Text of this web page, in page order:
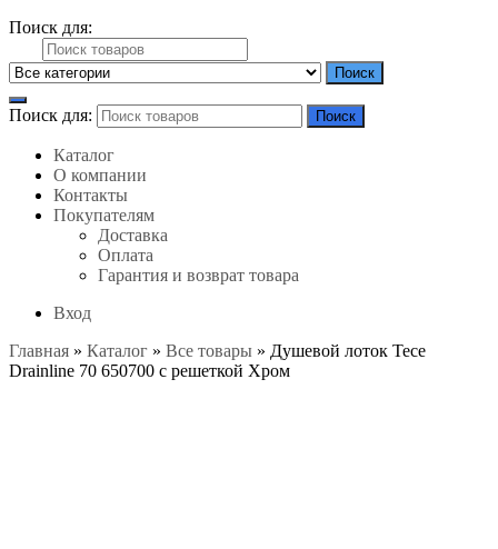
Поиск для:
Поиск
Поиск для: Поиск
Каталог
О компании
Контакты
Покупателям
Доставка
Оплата
Гарантия и возврат товара
Вход
Главная » Каталог » Все товары » Душевой лоток Tece
Drainline 70 650700 с решеткой Хром